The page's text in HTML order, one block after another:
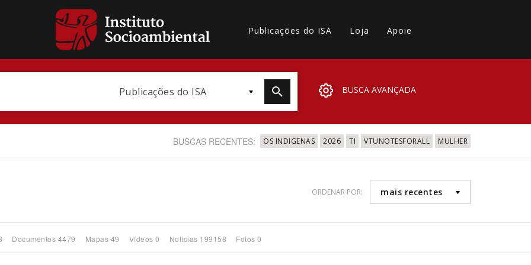
Publicações do ISA Loja Apoie
Publicações do ISA BUSCA AVANÇADA
BUSCAS RECENTES: OS INDIGENAS 2026 TI VTUNOTESFORALL MULHER
ORDENAR POR: mais recentes
Documentos 4479 Mapas 49 Vídeos 0 Notícias 199158 Fotos 0